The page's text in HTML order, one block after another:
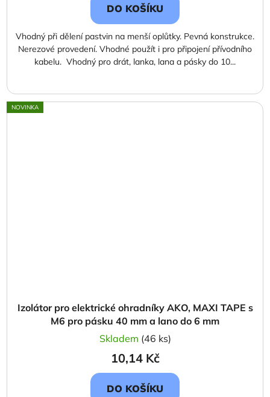
DO KOŠÍKU
Vhodný při dělení pastvin na menší oplůtky. Pevná konstrukce.
Nerezové provedení. Vhodné použít i pro připojení přívodního
kabelu. Vhodný pro drát, lanka, lana a pásky do 10...
NOVINKA
Izolátor pro elektrické ohradníky AKO, MAXI TAPE s
M6 pro pásku 40 mm a lano do 6 mm
Skladem (46 ks)
10,14 Kč
DO KOŠÍKU